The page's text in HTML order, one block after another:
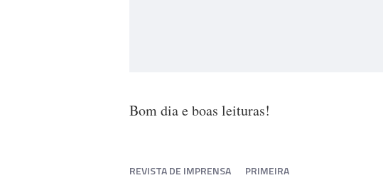
Bom dia e boas leituras!
REVISTA DE IMPRENSA PRIMEIRA